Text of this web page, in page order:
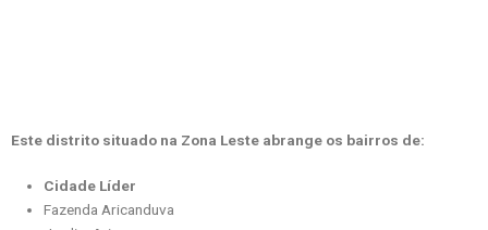
Este distrito situado na Zona Leste abrange os bairros de:
Cidade Líder
Fazenda Aricanduva